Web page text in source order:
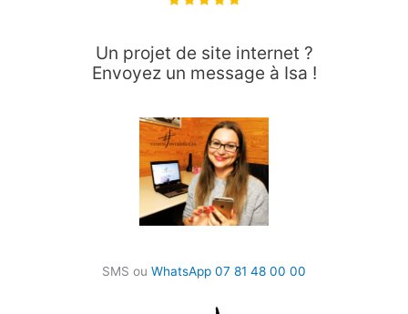
Un projet de site internet ?
Envoyez un message à Isa !
SMS ou WhatsApp 07 81 48 00 00